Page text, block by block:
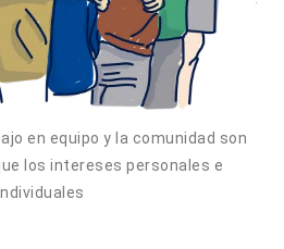
en equipo y la comunidad son
los intereses personales e